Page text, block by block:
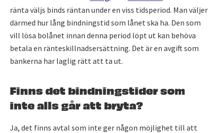
ränta väljs binds räntan under en viss tidsperiod. Man väljer
därmed hur lång bindningstid som lånet ska ha. Den som
vill lösa bolånet innan denna period löpt ut kan behöva
betala en ränteskillnadsersättning. Det är en avgift som
bankerna har laglig rätt att ta ut.
Finns det bindningstider som
inte alls går att bryta?
Ja, det finns avtal som inte ger någon möjlighet till att